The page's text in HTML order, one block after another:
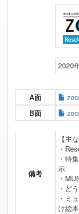
2020
A面
B面
備考
【主
・
・特
示
・
・ど
・ミ
け絵本